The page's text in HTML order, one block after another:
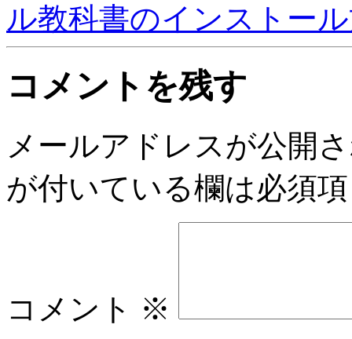
ル教科書のインストー
コメントを残す
メールアドレスが公開
が付いている欄は必須
コメント ※